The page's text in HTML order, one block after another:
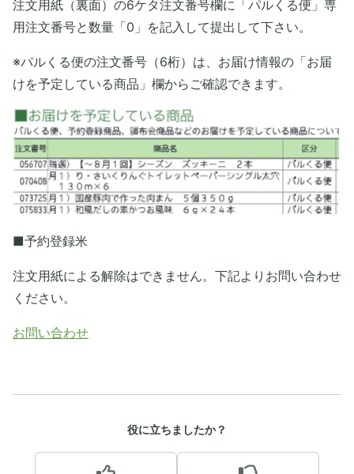
注文用紙（裏面）の6ケタ注文番号欄に「パルくる便」専
用注文番号と数量「0」を記入して提出して下さい。
※パルくる便の注文番号（6桁）は、お届け情報の「お届
けを予定している商品」欄からご確認できます。
■予約登録米
注文用紙による解除はできません。下記よりお問い合わせ
ください。
お問い合わせ
役に立ちましたか？